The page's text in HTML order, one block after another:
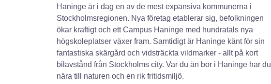
Haninge är i dag en av de mest expansiva kommunerna i
Stockholmsregionen. Nya företag etablerar sig, befolkningen
ökar kraftigt och ett Campus Haninge med hundratals nya
högskoleplatser växer fram. Samtidigt är Haninge känt för sin
fantastiska skärgård och vidsträckta vildmarker - allt på kort
bilavstånd från Stockholms city. Var du än bor i Haninge har du
nära till naturen och en rik fritidsmiljö.